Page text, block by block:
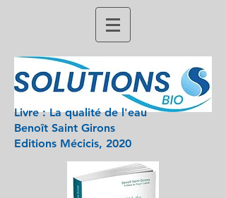
Livre :La qualité de l'eau
Benoît Saint Girons
Editions Mécicis, 2020